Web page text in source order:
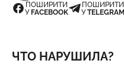
ПОШИРИТИ
У FACEBOOK
ПОШИРИТИ
УTELEGRAM
ЧТО НАРУШИЛА?